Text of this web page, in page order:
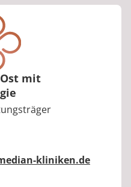
mit
kliniken.de